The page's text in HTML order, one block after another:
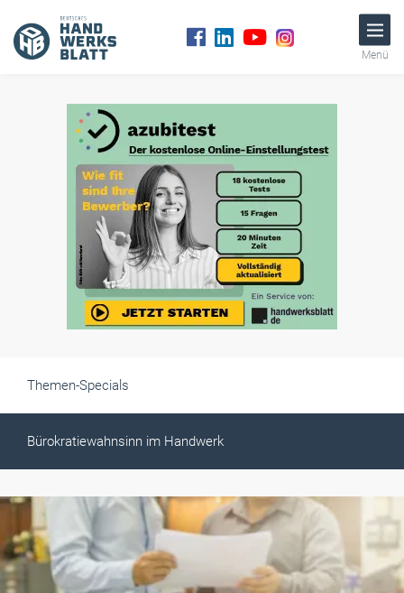
Menü
Themen-Specials
Bürokratiewahnsinn im Handwerk